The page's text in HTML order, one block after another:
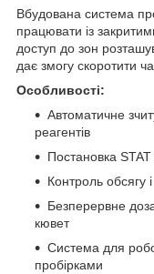
Вбудована система
працювати із
доступ до зон
дає змогу скоротити
Особливості:
Автоматичне
реагентів
Постановка STAT
Контроль обсягу
Безперервне
кювет
Система для
пробірками